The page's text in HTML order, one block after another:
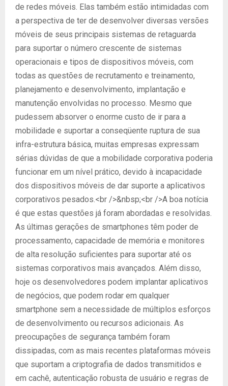
de redes móveis. Elas também estão intimidadas com
a perspectiva de ter de desenvolver diversas versões
móveis de seus principais sistemas de retaguarda
para suportar o número crescente de sistemas
operacionais e tipos de dispositivos móveis, com
todas as questões de recrutamento e treinamento,
planejamento e desenvolvimento, implantação e
manutenção envolvidas no processo. Mesmo que
pudessem absorver o enorme custo de ir para a
mobilidade e suportar a conseqüente ruptura de sua
infra-estrutura básica, muitas empresas expressam
sérias dúvidas de que a mobilidade corporativa poderia
funcionar em um nível prático, devido à incapacidade
dos dispositivos móveis de dar suporte a aplicativos
corporativos pesados.<br />&nbsp;<br />A boa notícia
é que estas questões já foram abordadas e resolvidas.
As últimas gerações de smartphones têm poder de
processamento, capacidade de memória e monitores
de alta resolução suficientes para suportar até os
sistemas corporativos mais avançados. Além disso,
hoje os desenvolvedores podem implantar aplicativos
de negócios, que podem rodar em qualquer
smartphone sem a necessidade de múltiplos esforços
de desenvolvimento ou recursos adicionais. As
preocupações de segurança também foram
dissipadas, com as mais recentes plataformas móveis
que suportam a criptografia de dados transmitidos e
em cachê, autenticação robusta de usuário e regras de